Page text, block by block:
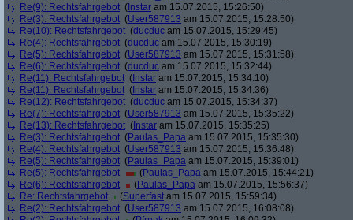
Re(9): Rechtsfahrgebot ( Instar am 15.07.2015, 15:26:50)
Re(3): Rechtsfahrgebot (User587913 am 15.07.2015, 15:28:50)
Re(10): Rechtsfahrgebot (ducduc am 15.07.2015, 15:29:45)
Re(4): Rechtsfahrgebot (ducduc am 15.07.2015, 15:30:19)
Re(5): Rechtsfahrgebot (User587913 am 15.07.2015, 15:31:58)
Re(6): Rechtsfahrgebot (ducduc am 15.07.2015, 15:32:44)
Re(11): Rechtsfahrgebot ( Instar am 15.07.2015, 15:34:10)
Re(11): Rechtsfahrgebot ( Instar am 15.07.2015, 15:34:36)
Re(12): Rechtsfahrgebot (ducduc am 15.07.2015, 15:34:37)
Re(7): Rechtsfahrgebot (User587913 am 15.07.2015, 15:35:22)
Re(13): Rechtsfahrgebot ( Instar am 15.07.2015, 15:35:25)
Re(3): Rechtsfahrgebot (Paulas_Papa am 15.07.2015, 15:35:30)
Re(4): Rechtsfahrgebot (User587913 am 15.07.2015, 15:36:48)
Re(5): Rechtsfahrgebot (Paulas_Papa am 15.07.2015, 15:39:01)
Re(5): Rechtsfahrgebot
(Paulas_Papa am 15.07.2015, 15:44:21)
Re(6): Rechtsfahrgebot
(Paulas_Papa am 15.07.2015, 15:56:37)
Re: Rechtsfahrgebot
(Superfast am 15.07.2015, 15:59:34)
Re(2): Rechtsfahrgebot (User587913 am 15.07.2015, 16:08:08)